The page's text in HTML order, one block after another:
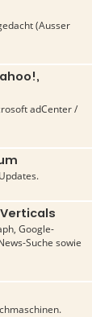
(Ausser
adCenter /
Google-
Suche sowie